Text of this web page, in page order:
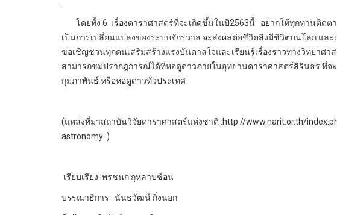
โดยทั้ง 6 เรื่องดาราศาสตร์ที่จะเกิดขึ้นในปี2563นี้ อยากให้ทุกท่านติดต
เป็นการเปลี่ยนแปลงของระบบจักรวาล จะส่งผลต่อชีวิตสิ่งมีชิวิตบนโลก แล
ขอเชิญชวนทุกคนเสริมสร้างแรงบันดาลใจและเรียนรู้เรื่องราวทางวิทยาศ
สามารถชมปรากฎการณ์ได้ที่หอดูดาวภายในอุทยานดาราศาสตร์สิรินธร ที่จะ
กุมภาพันธ์ หรือหอดูดาวทั่วประเทศ
(แหล่งที่มาสถาบันวิจัยดาราศาสตร์แห่งชาติ :http://www.narit.or.th/
astronomy )
เรียบเรียง :พรชนก กุหลาบซ้อน
บรรณาธิการ : นันธวัฒน์ กิ่งนอก